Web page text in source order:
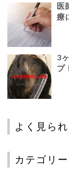
医
療
3
プ
よく見ら
カテゴリー